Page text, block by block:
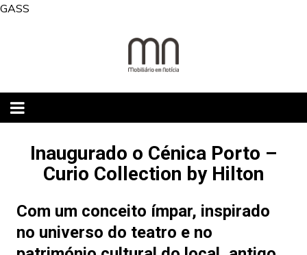
GASS
Inaugurado o Cénica Porto –
Curio Collection by Hilton
Com um conceito ímpar, inspirado
no universo do teatro e no